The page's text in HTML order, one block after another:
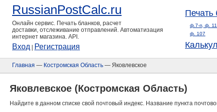
RussianPostCalc.ru
Онлайн сервис. Печать бланков, расчет
доставки, отслеживание отправлений. Автоматизация
интернет магазина. API.
Вход Регистрация
Печать
ф.7-п, ф.
ф. 107
Главная — Костромская Область — Яковлевское
Яковлевское (Костромская Область)
Найдите в данном списке свой почтовый индекс. Название пункта